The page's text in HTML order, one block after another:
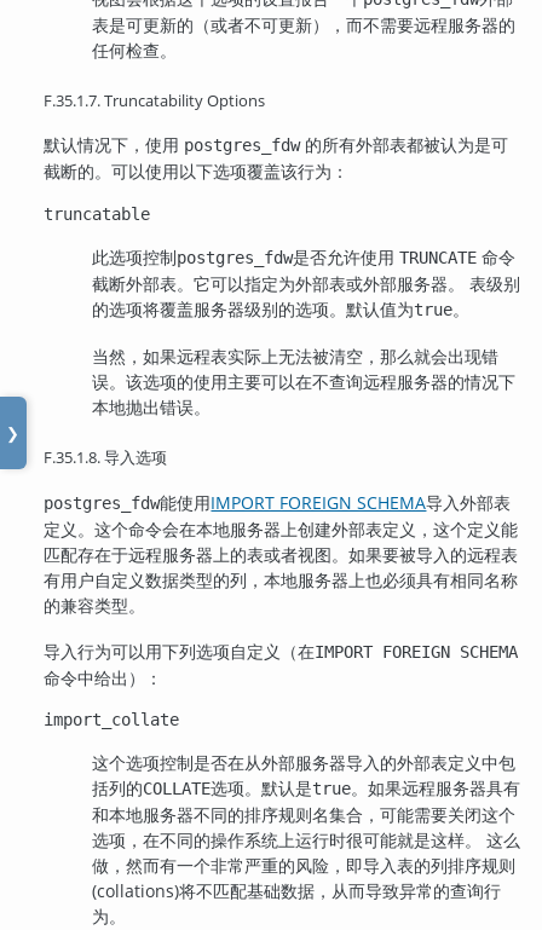
❯
表是可更新的（或者不可更新），而不需要远程服务器的
任何检查。
F.35.1.7. Truncatability Options
默认情况下，使用 postgres_fdw的所有外部表都被认为是可
截断的。可以使用以下选项覆盖该行为：
truncatable
此选项控制postgres_fdw是否允许使用TRUNCATE 命令
截断外部表。它可以指定为外部表或外部服务器。 表级别
的选项将覆盖服务器级别的选项。默认值为true。
当然，如果远程表实际上无法被清空，那么就会出现错
误。该选项的使用主要可以在不查询远程服务器的情况下
本地抛出错误。
F.35.1.8. 导入选项
postgres_fdw能使用IMPORT FOREIGN SCHEMA导入外部表
定义。这个命令会在本地服务器上创建外部表定义，这个定义能
匹配存在于远程服务器上的表或者视图。如果要被导入的远程表
有用户自定义数据类型的列，本地服务器上也必须具有相同名称
的兼容类型。
导入行为可以用下列选项自定义（在IMPORT FOREIGN SCHEMA
命令中给出）：
import_collate
这个选项控制是否在从外部服务器导入的外部表定义中包
括列的COLLATE选项。默认是true。如果远程服务器具有
和本地服务器不同的排序规则名集合，可能需要关闭这个
选项，在不同的操作系统上运行时很可能就是这样。 这么
做，然而有一个非常严重的风险，即导入表的列排序规则
(collations)将不匹配基础数据，从而导致异常的查询行
为。